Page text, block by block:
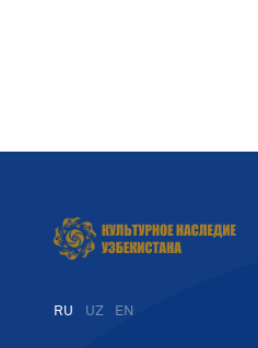
RU UZ EN